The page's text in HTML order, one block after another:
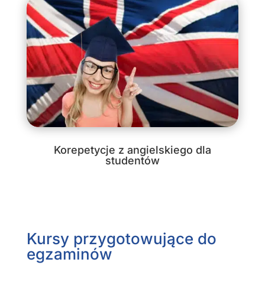
Korepetycje z angielskiego dla
studentów
Kursy przygotowujące do
egzaminów